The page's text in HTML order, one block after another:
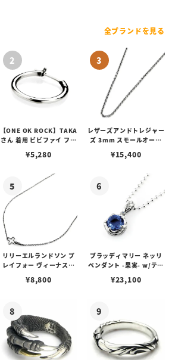
全ブランドを見る
【ONE OK ROCK】TAKA
さん 着用 ビビファイ フー
¥5,280
レザーズアンドトレジャー
ズ 3mm スモールオーバ
ブスタークラスプ＆LTロ
¥15,400
リリーエルランドソン プ
レイフォー ヴィーナスチ
¥8,800
ブラッディマリー ネッリ
ペンダント -果実- w/ティ
¥23,100